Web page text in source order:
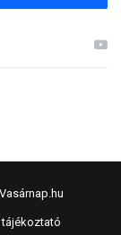
Vasárnap.hu